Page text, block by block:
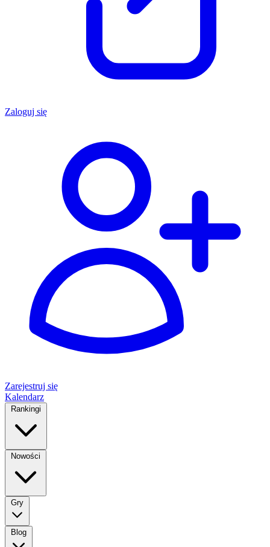
Zaloguj się
Zarejestruj się
Kalendarz
Rankingi
Nowości
Gry
Blog